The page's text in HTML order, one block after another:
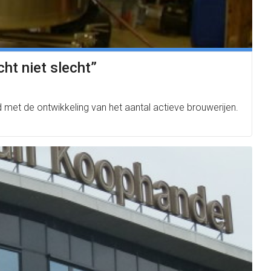
niet slecht”
de ontwikkeling van het aantal actieve brouwerijen.